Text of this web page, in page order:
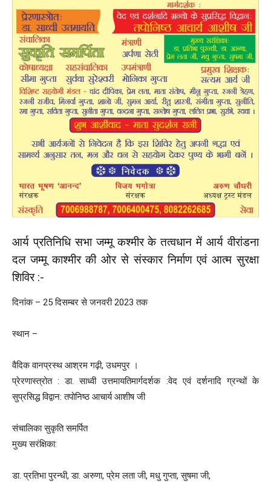
आर्य प्रतिनिधि सभा जम्मू कश्मीर के तत्वधान में आर्य वीरांडना
दल जम्मू काश्मीर की ओर से संस्कार निर्माण एवं आत्म सुरक्षा
शिविर :-
दिनांक – 25 दिसम्बर से जनवरी 2023 तक
स्थान –
वैदिक वानप्रस्थ आश्रम गढ़ी, उधमपुर ।
प्रेरणास्त्रोत : डा. साध्वी उत्तमायतिमार्गदर्शक :वेद एवं दर्शनादि ग्रन्थों के
सुप्रसिद्ध विद्वान: तपोनिष्ठ आचार्य आशीष जी
संचालिका सुकृति समर्पित
मुख्य सरंक्षिका:
डा. प्रतिभा पुरन्धी, डा. अरुणा, प्रेम लता जी, मधु गुप्ता, सुषमा जी,